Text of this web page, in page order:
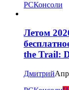
PCКонсоли
Летом
the Trail:
Дмитрий